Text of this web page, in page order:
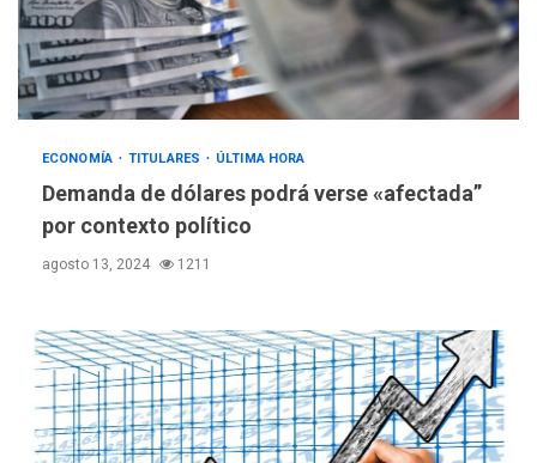
ECONOMÍA TITULARES ÚLTIMA HORA
Demanda de dólares podrá verse «afectada”
por contexto político
agosto 13, 2024 1211